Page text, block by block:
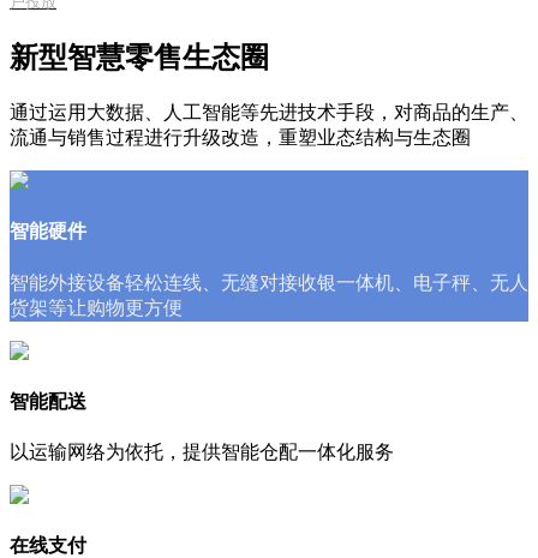
新型智慧零售生态圈
通过运用大数据、人工智能等先进技术手段，对商品的生产、
流通与销售过程进行升级改造，重塑业态结构与生态圈
智能硬件
智能外接设备轻松连线、无缝对接收银一体机、电子秤、无人
货架等让购物更方便
智能配送
以运输网络为依托，提供智能仓配一体化服务
在线支付